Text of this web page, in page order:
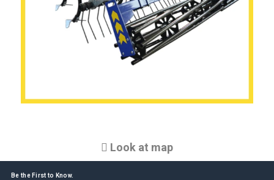
Look at map
Be the First to Know.